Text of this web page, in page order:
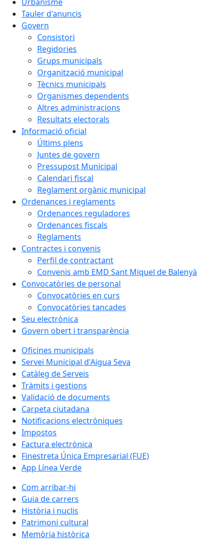
Tauler d'anuncis
Govern
Consistori
Regidories
Grups municipals
Organització municipal
Tècnics municipals
Organismes dependents
Altres administracions
Resultats electorals
Informació oficial
Últims plens
Juntes de govern
Pressupost Municipal
Calendari fiscal
Reglament orgànic municipal
Ordenances i reglaments
Ordenances reguladores
Ordenances fiscals
Reglaments
Contractes i convenis
Perfil de contractant
Convenis amb EMD Sant Miquel de Balenyà
Convocatòries de personal
Convocatòries en curs
Convocatòries tancades
Seu electrònica
Govern obert i transparència
Oficines municipals
Servei Municipal d'Aigua Seva
Catàleg de Serveis
Tràmits i gestions
Validació de documents
Carpeta ciutadana
Notificacions electròniques
Impostos
Factura electrònica
Finestreta Única Empresarial (FUE)
App Línea Verde
Com arribar-hi
Guia de carrers
Història i nuclis
Patrimoni cultural
Memòria històrica